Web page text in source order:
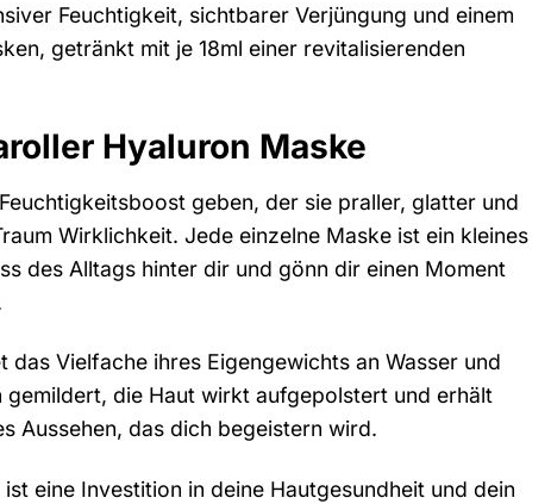
Feuchtigkeit, sichtbarer Verjüngung und einem
getränkt mit je 18ml einer revitalisierenden
Hyaluron Maske
geben, der sie praller, glatter und
Wirklichkeit. Jede einzelne Maske ist ein kleines
des Alltags hinter dir und gönn dir einen Moment
Vielfache ihres Eigengewichts an Wasser und
die Haut wirkt aufgepolstert und erhält
Aussehen, das dich begeistern wird.
eine Investition in deine Hautgesundheit und dein